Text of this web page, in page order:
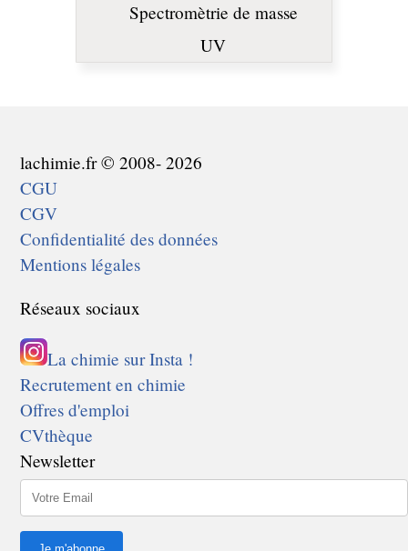
Spectromètrie de masse
UV
lachimie.fr © 2008- 2026
CGU
CGV
Confidentialité des données
Mentions légales
Réseaux sociaux
La chimie sur Insta !
Recrutement en chimie
Offres d'emploi
CVthèque
Newsletter